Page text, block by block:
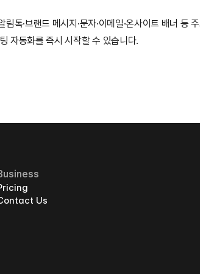
톡·브랜드 메시지·문자·이메일·온사이트 배너 등
자동화를 즉시 시작할 수 있습니다.
Us